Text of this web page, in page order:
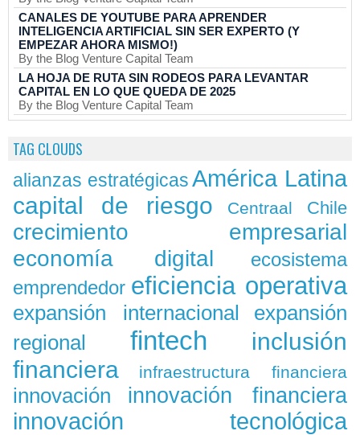
CANALES DE YOUTUBE PARA APRENDER
INTELIGENCIA ARTIFICIAL SIN SER EXPERTO (Y
EMPEZAR AHORA MISMO!)
By the Blog Venture Capital Team
LA HOJA DE RUTA SIN RODEOS PARA LEVANTAR
CAPITAL EN LO QUE QUEDA DE 2025
By the Blog Venture Capital Team
TAG CLOUDS
alianzas estratégicas América Latina
capital de riesgo Centraal Chile
crecimiento empresarial
economía digital
ecosistema
emprendedor eficiencia operativa
expansión internacional
expansión
regional
fintech
inclusión
financiera
infraestructura financiera
innovación innovación financiera
innovación tecnológica